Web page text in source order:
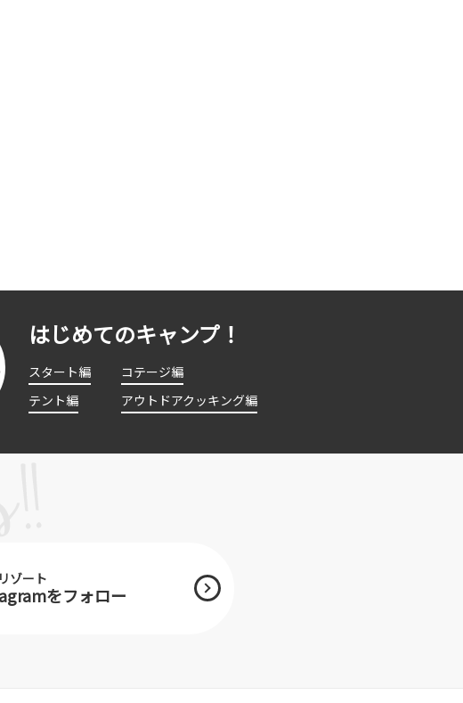
はじめてのキャンプ！
スタート編
コテージ編
テント編
アウトドアクッキング編
ゾート
をフォロー